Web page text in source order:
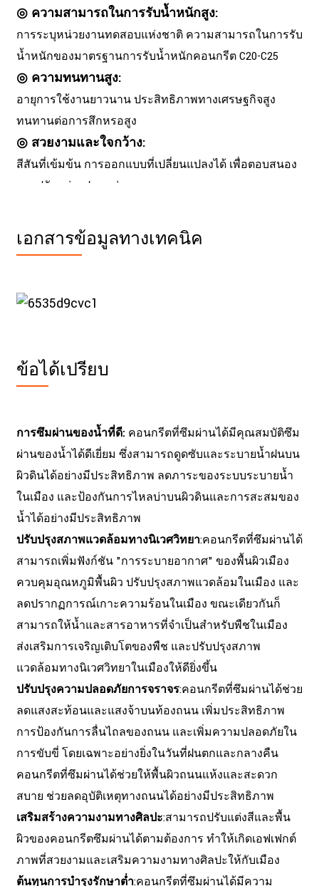
◎ ความสามารถในการรับน้ำหนักสูง:
การระบุหน่วยงานทดสอบแห่งชาติ ความสามารถในการรับ
น้ำหนักของมาตรฐานการรับน้ำหนักคอนกรีต C20-C25
◎ ความทนทานสูง:
อายุการใช้งานยาวนาน ประสิทธิภาพทางเศรษฐกิจสูง
ทนทานต่อการสึกหรอสูง
◎ สวยงามและใจกว้าง:
สีสันที่เข้มข้น การออกแบบที่เปลี่ยนแปลงได้ เพื่อตอบสนอง
การปรับแต่งรูปแบบส่วนบุคคล
เอกสารข้อมูลทางเทคนิค
ข้อได้เปรียบ
การซึมผ่านของน้ำที่ดี: คอนกรีตที่ซึมผ่านได้มีคุณสมบัติซึม
ผ่านของน้ำได้ดีเยี่ยม ซึ่งสามารถดูดซับและระบายน้ำฝนบน
ผิวดินได้อย่างมีประสิทธิภาพ ลดภาระของระบบระบายน้ำ
ในเมือง และป้องกันการไหลบ่าบนผิวดินและการสะสมของ
น้ำได้อย่างมีประสิทธิภาพ
ปรับปรุงสภาพแวดล้อมทางนิเวศวิทยา:คอนกรีตที่ซึมผ่านได้
สามารถเพิ่มฟังก์ชัน "การระบายอากาศ" ของพื้นผิวเมือง
ควบคุมอุณหภูมิพื้นผิว ปรับปรุงสภาพแวดล้อมในเมือง และ
ลดปรากฏการณ์เกาะความร้อนในเมือง ขณะเดียวกันก็
สามารถให้น้ำและสารอาหารที่จำเป็นสำหรับพืชในเมือง
ส่งเสริมการเจริญเติบโตของพืช และปรับปรุงสภาพ
แวดล้อมทางนิเวศวิทยาในเมืองให้ดียิ่งขึ้น
ปรับปรุงความปลอดภัยการจราจร:คอนกรีตที่ซึมผ่านได้ช่วย
ลดแสงสะท้อนและแสงจ้าบนท้องถนน เพิ่มประสิทธิภาพ
การป้องกันการลื่นไถลของถนน และเพิ่มความปลอดภัยใน
การขับขี่ โดยเฉพาะอย่างยิ่งในวันที่ฝนตกและกลางคืน
คอนกรีตที่ซึมผ่านได้ช่วยให้พื้นผิวถนนแห้งและสะดวก
สบาย ช่วยลดอุบัติเหตุทางถนนได้อย่างมีประสิทธิภาพ
เสริมสร้างความงามทางศิลปะ:สามารถปรับแต่งสีและพื้น
ผิวของคอนกรีตซึมผ่านได้ตามต้องการ ทำให้เกิดเอฟเฟกต์
ภาพที่สวยงามและเสริมความงามทางศิลปะให้กับเมือง
ต้นทุนการบำรุงรักษาต่ำ:คอนกรีตที่ซึมผ่านได้มีความ